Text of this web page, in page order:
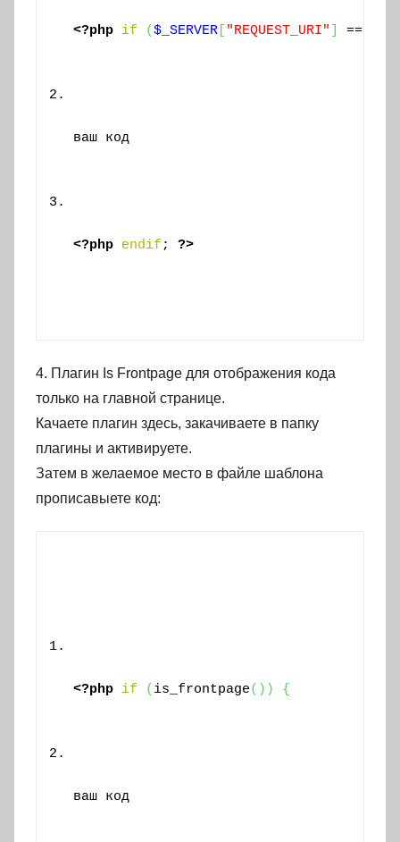
<?php if ($_SERVER "REQUEST_URI" ==
ваш код
<?php endif ; ?>
4. Плагин Is Frontpage для отображения кода
только на главной странице.
Качаете плагин здесь, закачиваете в папку
плагины и активируете.
Затем в желаемое место в файле шаблона
прописавыете код:
<?php if ( is_frontpage( ) ) {
ваш код